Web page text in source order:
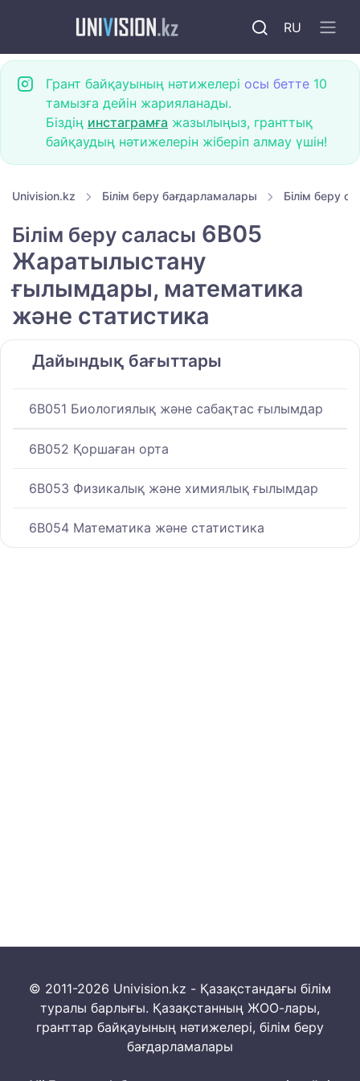
RU
Грант байқауының нәтижелері осы бетте 10
тамызға дейін жарияланады.
Біздің инстаграмға жазылыңыз, гранттық
байқаудың нәтижелерін жіберіп алмау үшін!
Univision.kz Білім беру бағдарламалары Білім беру
Білім беру саласы 6B05
Жаратылыстану
ғылымдары, математика
және статистика
Дайындық бағыттары
6B051 Биологиялық және сабақтас ғылымдар
6B052 Қоршаған орта
6B053 Физикалық және химиялық ғылымдар
6B054 Математика және статистика
© 2011-2026 Univision.kz - Қазақстандағы білім
туралы барлығы. Қазақстанның ЖОО-лары,
гранттар байқауының нәтижелері, білім беру
бағдарламалары